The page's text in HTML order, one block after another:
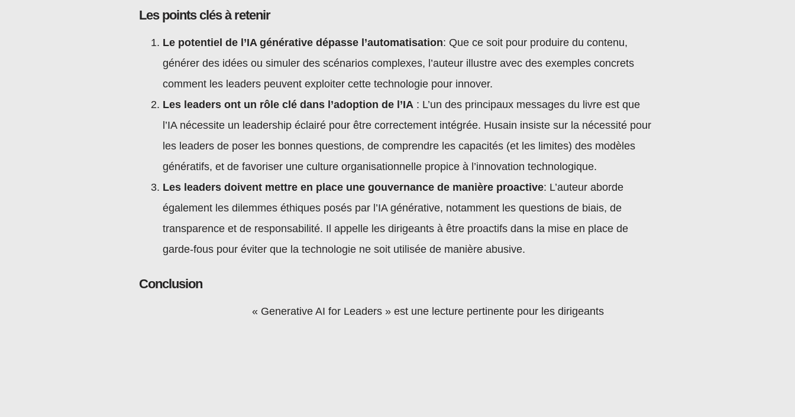
Les points clés à retenir
Le potentiel de l’IA générative dépasse l’automatisation: Que ce soit pour produire du contenu,
générer des idées ou simuler des scénarios complexes, l’auteur illustre avec des exemples concrets
comment les leaders peuvent exploiter cette technologie pour innover.
Les leaders ont un rôle clé dans l’adoption de l’IA : L’un des principaux messages du livre est que
l’IA nécessite un leadership éclairé pour être correctement intégrée. Husain insiste sur la nécessité pour
les leaders de poser les bonnes questions, de comprendre les capacités (et les limites) des modèles
génératifs, et de favoriser une culture organisationnelle propice à l’innovation technologique.
Les leaders doivent mettre en place une gouvernance de manière proactive: L’auteur aborde
également les dilemmes éthiques posés par l’IA générative, notamment les questions de biais, de
transparence et de responsabilité. Il appelle les dirigeants à être proactifs dans la mise en place de
garde-fous pour éviter que la technologie ne soit utilisée de manière abusive.
Conclusion
« Generative AI for Leaders » est une lecture pertinente pour les dirigeants